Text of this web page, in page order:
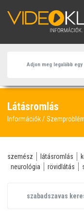
Látásromlás
Információk
szemész látásromlás
neurológia
rövidlátás